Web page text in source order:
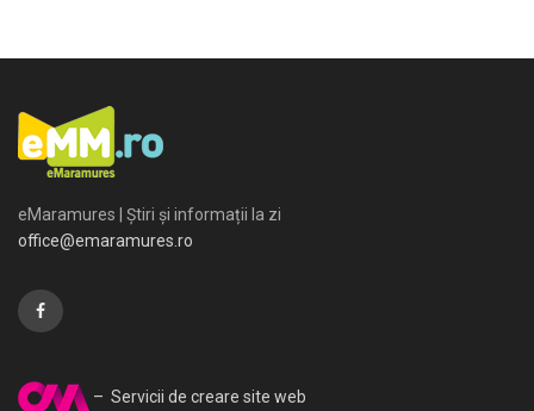
eMaramures | Știri și informații la zi
office@emaramures.ro
– Servicii de creare site web